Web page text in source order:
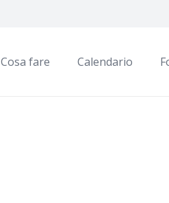
Cosa fare Calendario